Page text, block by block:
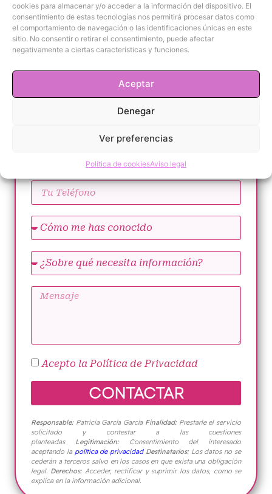
cookies para almacenar y/o acceder a la información del dispositivo. El
consentimiento de estas tecnologías nos permitirá procesar datos como
el comportamiento de navegación o las identificaciones únicas en este
sitio. No consentir o retirar el consentimiento, puede afectar
negativamente a ciertas características y funciones.
Aceptar
Denegar
Ver preferencias
Política de cookiesAviso legal
Contacta
conmigo
Acepto la Política de Privacidad
CONTACTAR
Responsable:Patricia García García Finalidad:Prestarle el servicio
solicitado y contestar a las cuestiones
planteadas Legitimación:
Consentimiento del interesado
aceptando la política de privacidad Destinatarios: Los datos no se
cederán a terceros salvo en los casos en que exista una obligación
legal. Derechos: Acceder, rectificar y suprimir los datos, como se
explica en la información adicional.